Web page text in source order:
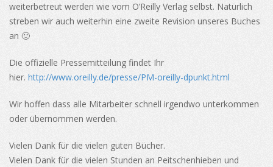
weiterbetreut werden wie vom O’Reilly Verlag selbst. Natürlich
streben wir auch weiterhin eine zweite Revision unseres Buches
an 🙂
Die offizielle Pressemitteilung findet Ihr
hier. http://www.oreilly.de/presse/PM-oreilly-dpunkt.html
Wir hoffen dass alle Mitarbeiter schnell irgendwo unterkommen
oder übernommen werden.
Vielen Dank für die vielen guten Bücher.
Vielen Dank für die vielen Stunden an Peitschenhieben und